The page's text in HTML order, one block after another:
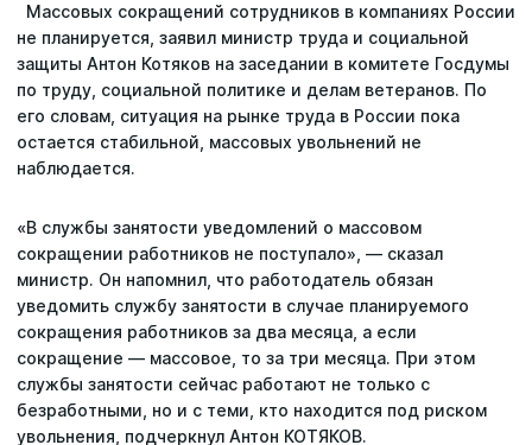
Массовых сокращений сотрудников в компаниях России
не планируется, заявил министр труда и социальной
защиты Антон Котяков на заседании в комитете Госдумы
по труду, социальной политике и делам ветеранов. По
его словам, ситуация на рынке труда в России пока
остается стабильной, массовых увольнений не
наблюдается.
«В службы занятости уведомлений о массовом
сокращении работников не поступало», — сказал
министр. Он напомнил, что работодатель обязан
уведомить службу занятости в случае планируемого
сокращения работников за два месяца, а если
сокращение — массовое, то за три месяца. При этом
службы занятости сейчас работают не только с
безработными, но и с теми, кто находится под риском
увольнения, подчеркнул Антон КОТЯКОВ.